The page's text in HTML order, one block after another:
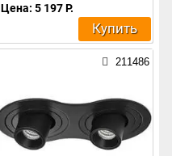
Цена: 5 197 Р.
Купить
211486